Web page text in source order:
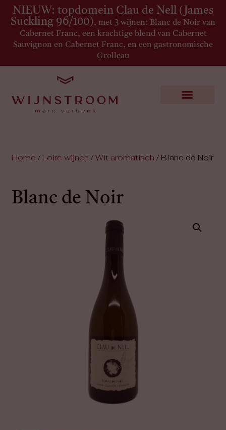
NIEUW: topdomein Clau de Nell (James
Suckling 96/100), met 3 wijnen: Blanc de Noir van
Cabernet Franc, een krachtige blend van Cabernet
Sauvignon en Cabernet Franc, en een gastronomische
Grolleau
Home / Loire wijnen /Wit aromatisch / Blanc de Noir
Blanc de Noir